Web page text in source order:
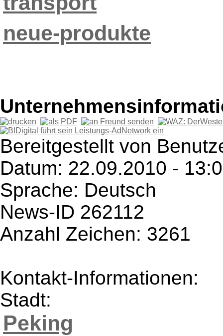
neue-produkte
Bereitgestellt von
Datum: 22.09.2010 -
Sprache: Deutsch
News-ID 262112
Anzahl Zeichen: 3261
Kontakt-Informationen:
Stadt:
Peking